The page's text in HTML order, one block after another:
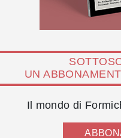
UN
Il mondo di